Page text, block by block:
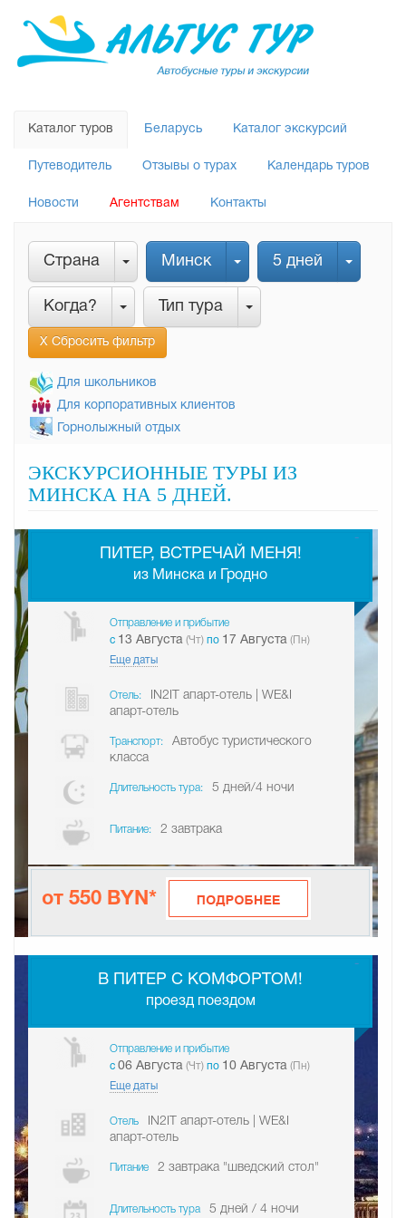
Каталог туров Беларусь Каталог экскурсий
Путеводитель Отзывы о турах Календарь туров
Новости Агентствам Контакты
Страна Минск 5 дней
Когда? Тип тура
Х Сбросить фильтр
Для школьников
Для корпоративных клиентов
Горнолыжный отдых
ЭКСКУРСИОННЫЕ ТУРЫ ИЗ
МИНСКА НА 5 ДНЕЙ.
ПИТЕР, ВСТРЕЧАЙ МЕНЯ!
из Минска и Гродно
Отправление и прибытие
c 13 Августа (Чт) по 17 Августа (Пн)
Еще даты
Отель:
IN2IT апарт-отель | WE&I
апарт-отель
Транспорт:
Автобус туристического
класса
Длительность тура: 5 дней/4 ночи
Питание: 2 завтрака
от 550 BYN*
-
В ПИТЕР С КОМФОРТОМ!
проезд поездом
Отправление и прибытие
c 06 Августа (Чт) по 10 Августа (Пн)
Еще даты
Отель
IN2IT апарт-отель | WE&I
апарт-отель
Питание 2 завтрака "шведский стол"
Длительность тура 5 дней / 4 ночи
-